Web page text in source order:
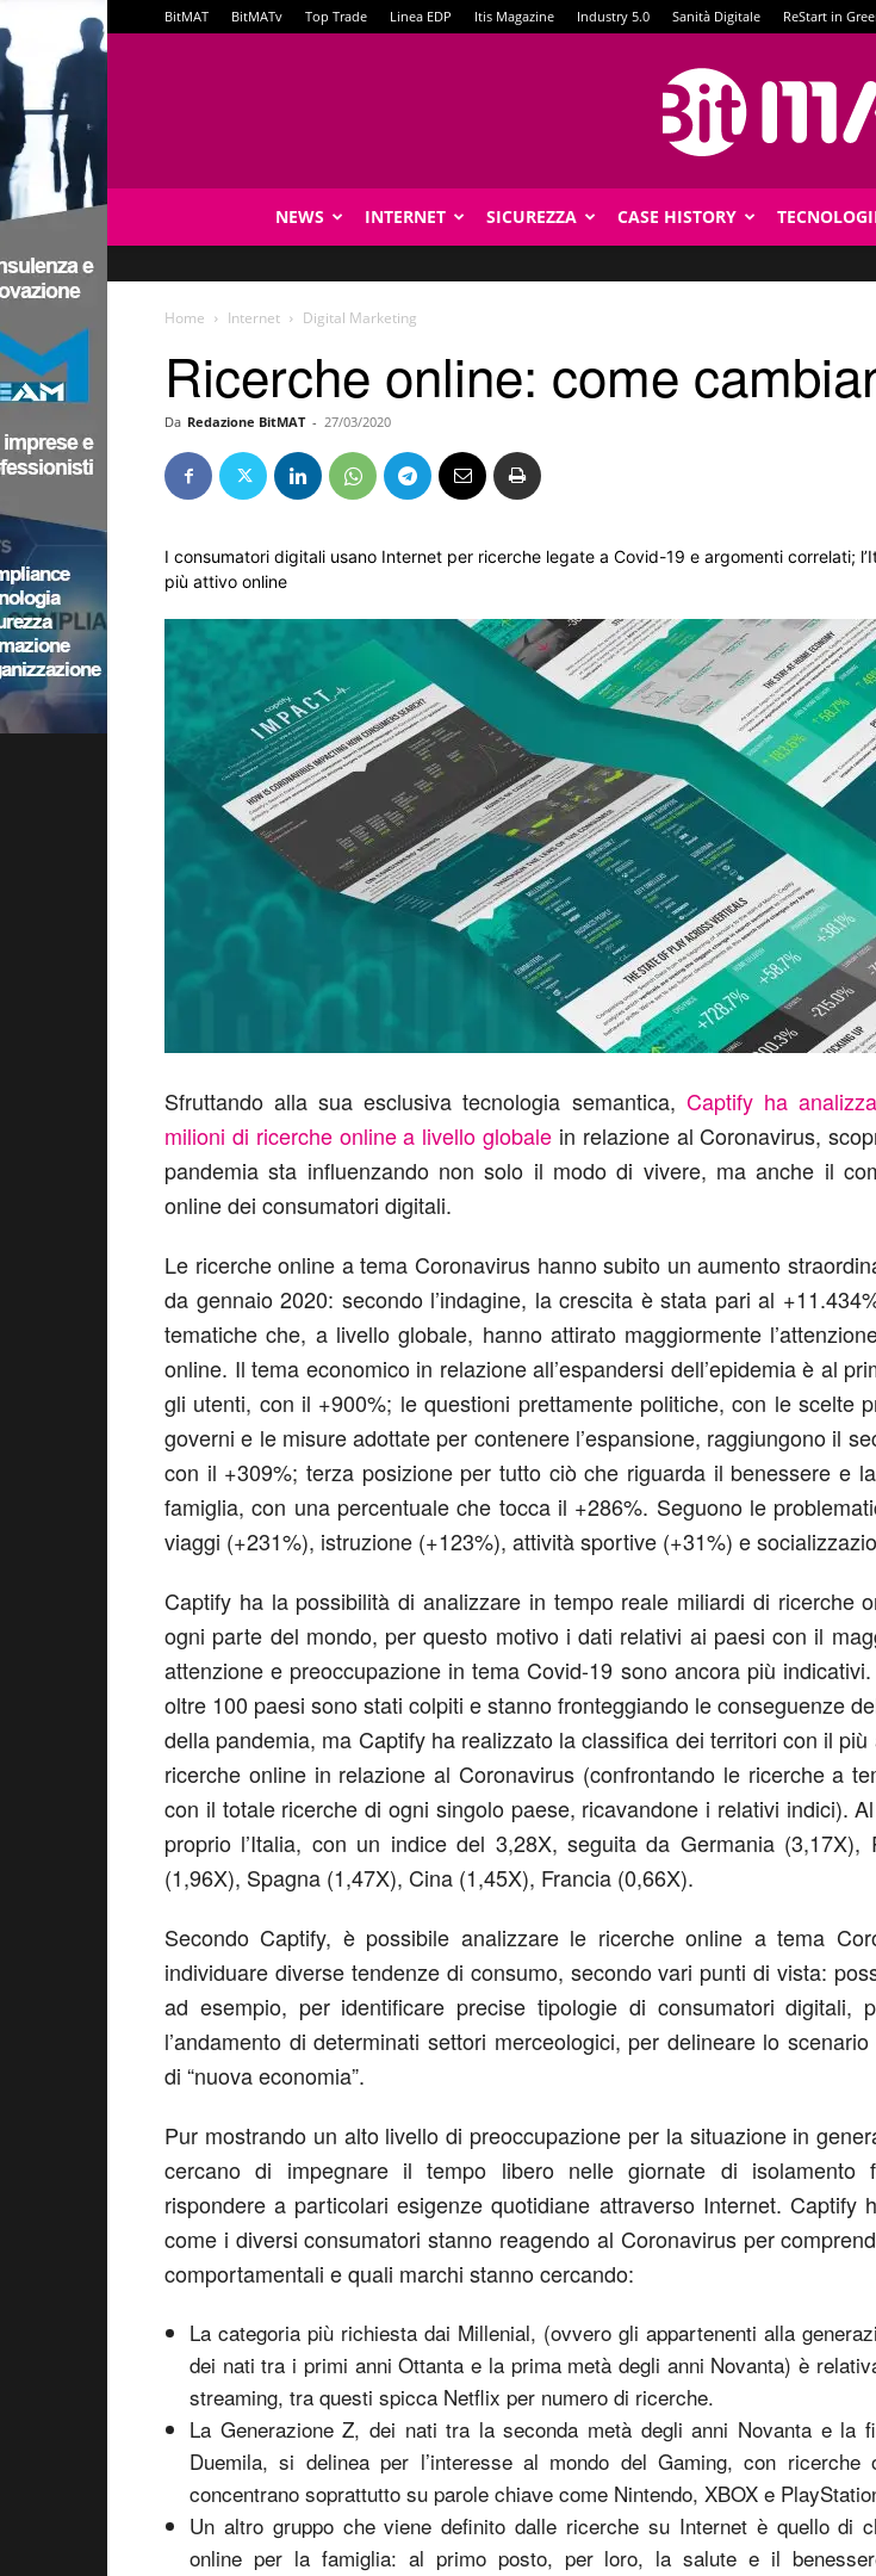
BitMAT BitMATv Top Trade Linea EDP Itis Magazine Industry 5.0 Sanità Digitale ReStart in
NEWS INTERNET SICUREZZA CASE HISTORY
Home Internet Digital Marketing
Ricerche online: come
Da Redazione BitMAT - 27/03/2020
I consumatori digitali usano Internet per ricerche legate a Covid-19 e argomenti correlati;
più attivo online
Sfruttando alla sua esclusiva tecnologia semantica, Captify ha
milioni di ricerche online a livello globale in relazione al Coronavirus,
pandemia sta influenzando non solo il modo di vivere, ma anche il
online dei consumatori digitali.
Le ricerche online a tema Coronavirus hanno subito un aumento
da gennaio 2020: secondo l’indagine, la crescita è stata pari al
tematiche che, a livello globale, hanno attirato maggiormente
online. Il tema economico in relazione all’espandersi dell’epidemia è al
gli utenti, con il +900%; le questioni prettamente politiche, con le scelte
governi e le misure adottate per contenere l’espansione, raggiungono il
con il +309%; terza posizione per tutto ciò che riguarda il benessere e
famiglia, con una percentuale che tocca il +286%. Seguono le
viaggi (+231%), istruzione (+123%), attività sportive (+31%) e
Captify ha la possibilità di analizzare in tempo reale miliardi di ricerche
ogni parte del mondo, per questo motivo i dati relativi ai paesi con il
attenzione e preoccupazione in tema Covid-19 sono ancora più
oltre 100 paesi sono stati colpiti e stanno fronteggiando le conseguenze
della pandemia, ma Captify ha realizzato la classifica dei territori con il più
ricerche online in relazione al Coronavirus (confrontando le ricerche a
con il totale ricerche di ogni singolo paese, ricavandone i relativi indici).
proprio l’Italia, con un indice del 3,28X, seguita da Germania (3,17X),
(1,96X), Spagna (1,47X), Cina (1,45X), Francia (0,66X).
Secondo Captify, è possibile analizzare le ricerche online a tema
individuare diverse tendenze di consumo, secondo vari punti di vista:
ad esempio, per identificare precise tipologie di consumatori digitali,
l’andamento di determinati settori merceologici, per delineare lo
di “nuova economia”.
Pur mostrando un alto livello di preoccupazione per la situazione in
cercano di impegnare il tempo libero nelle giornate di isolamento
rispondere a particolari esigenze quotidiane attraverso Internet. Captify
come i diversi consumatori stanno reagendo al Coronavirus per
comportamentali e quali marchi stanno cercando:
La categoria più richiesta dai Millenial, (ovvero gli appartenenti alla
dei nati tra i primi anni Ottanta e la prima metà degli anni Novanta) è
streaming, tra questi spicca Netflix per numero di ricerche.
La Generazione Z, dei nati tra la seconda metà degli anni Novanta e la
Duemila, si delinea per l’interesse al mondo del Gaming, con ricerche
concentrano soprattutto su parole chiave come Nintendo, XBOX e
Un altro gruppo che viene definito dalle ricerche su Internet è quello di
online per la famiglia: al primo posto, per loro, la salute e il